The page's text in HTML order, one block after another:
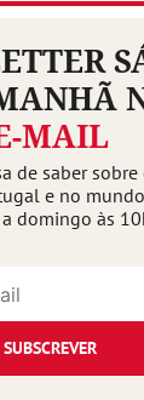
MAIL
de saber sobre
e no
domingo às
SUBSCREVER